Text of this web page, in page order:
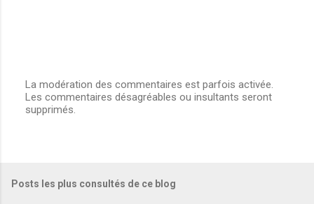
E
n
t
La modération des commentaires est parfois activée.
Les commentaires désagréables ou insultants seront
supprimés.
Posts les plus consultés de ce blog